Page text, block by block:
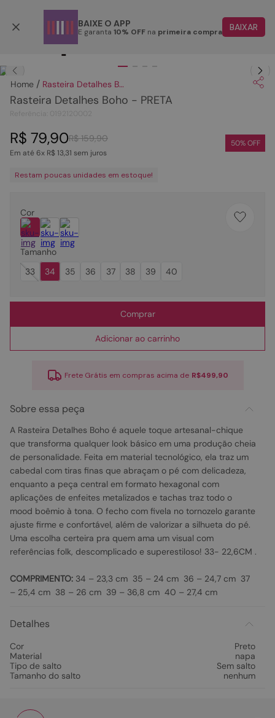
BAIXE O APP
E garanta 10% OFF na primeira compra BAIXAR
Rasteira Detalhes Boho - PRETA
Rasteira Detalhes Boho - PRETA
R$ 159,90
R$ 79,90
Em até6x R$13,31 sem juros
50% OFF
Restam poucas unidades em estoque!
Cor
Tamanho
33
34 35 36 37 38 39 40
Comprar
Adicionar ao carrinho
Frete Grátis em compras acima de R$499,90
Sobre essa peça
A Rasteira Detalhes Boho é aquele toque artesanal-chique
que transforma qualquer look básico em uma produção cheia
de personalidade. Feita em material tecnológico, ela traz um
cabedal com tiras finas que abraçam o pé com delicadeza,
enquanto a peça central em formato hexagonal com
aplicações de enfeites metalizados e tachas traz todo o
mood boêmio à tona. O fecho com fivela no tornozelo garante
ajuste firme e confortável, além de valorizar a silhueta do pé.
Uma escolha certeira pra quem ama um visual com
referências folk, descomplicado e superestiloso! 33- 22,6CM .
COMPRIMENTO: 34 – 23,3 cm 35 – 24 cm 36 – 24,7 cm 37
– 25,4 cm 38 – 26 cm 39 – 36,8 cm 40 – 27,4 cm
Detalhes
Cor
Preto
Material
napa
Tipo de salto
Sem salto
Tamanho do salto
nenhum
1
2º
bota
4º
rasteira
5º
sandalia
6º
tamanco
sapatilha
óculos
10º couro